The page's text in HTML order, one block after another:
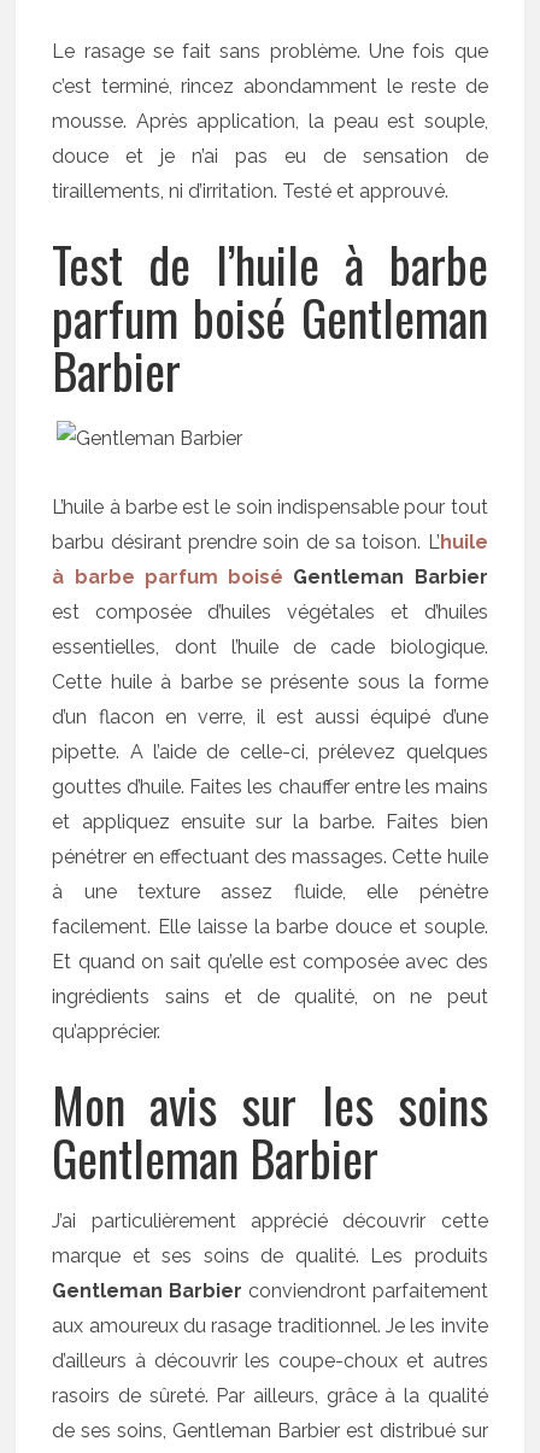
Le rasage se fait sans problème. Une fois que
c’est terminé, rincez abondamment le reste de
mousse. Après application, la peau est souple,
douce et je n’ai pas eu de sensation de
tiraillements, ni d’irritation. Testé et approuvé.
Test de l’huile à barbe
parfum boisé Gentleman
Barbier
L’huile à barbe est le soin indispensable pour tout
barbu désirant prendre soin de sa toison. L’huile
à barbe parfum boisé Gentleman Barbier
est composée d’huiles végétales et d’huiles
essentielles, dont l’huile de cade biologique.
Cette huile à barbe se présente sous la forme
d’un flacon en verre, il est aussi équipé d’une
pipette. A l’aide de celle-ci, prélevez quelques
gouttes d’huile. Faites les chauffer entre les mains
et appliquez ensuite sur la barbe. Faites bien
pénétrer en effectuant des massages. Cette huile
à une texture assez fluide, elle pénètre
facilement. Elle laisse la barbe douce et souple.
Et quand on sait qu’elle est composée avec des
ingrédients sains et de qualité, on ne peut
qu’apprécier.
Mon avis sur les soins
Gentleman Barbier
J’ai particulièrement apprécié découvrir cette
marque et ses soins de qualité. Les produits
Gentleman Barbier conviendront parfaitement
aux amoureux du rasage traditionnel. Je les invite
d’ailleurs à découvrir les coupe-choux et autres
rasoirs de sûreté. Par ailleurs, grâce à la qualité
de ses soins, Gentleman Barbier est distribué sur